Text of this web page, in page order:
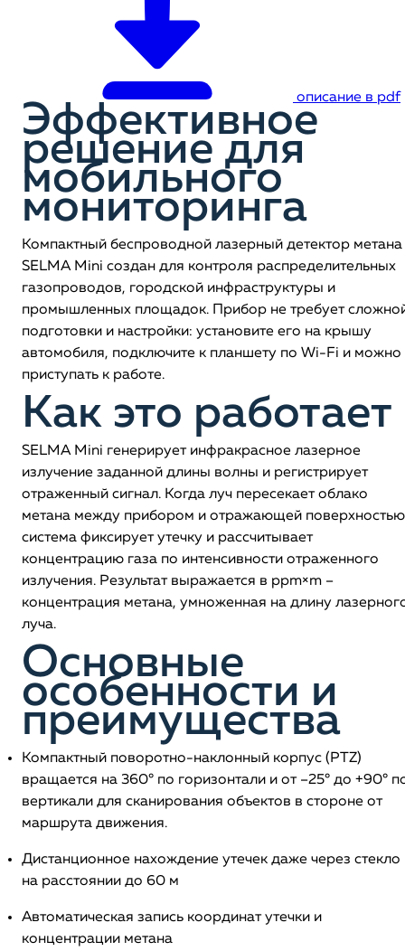
описание в pdf
Эффективное
решение для
мобильного
мониторинга
Компактный беспроводной лазерный детектор метана
SELMA Mini создан для контроля распределительных
газопроводов, городской инфраструктуры и
промышленных площадок. Прибор не требует
подготовки и настройки: установите его на крышу
автомобиля, подключите к планшету по Wi-Fi и можно
приступать к работе.
Как это работает
SELMA Mini генерирует инфракрасное лазерное
излучение заданной длины волны и регистрирует
отраженный сигнал. Когда луч пересекает облако
метана между прибором и отражающей
система фиксирует утечку и рассчитывает
концентрацию газа по интенсивности отраженного
излучения. Результат выражается в ppm×m –
концентрация метана, умноженная на длину
луча.
Основные
особенности и
преимущества
Компактный поворотно-наклонный корпус (PTZ)
вращается на 360° по горизонтали и от –25° до +90°
вертикали для сканирования объектов в стороне от
маршрута движения.
Дистанционное нахождение утечек даже через стекло
на расстоянии до 60 м
Автоматическая запись координат утечки и
концентрации метана